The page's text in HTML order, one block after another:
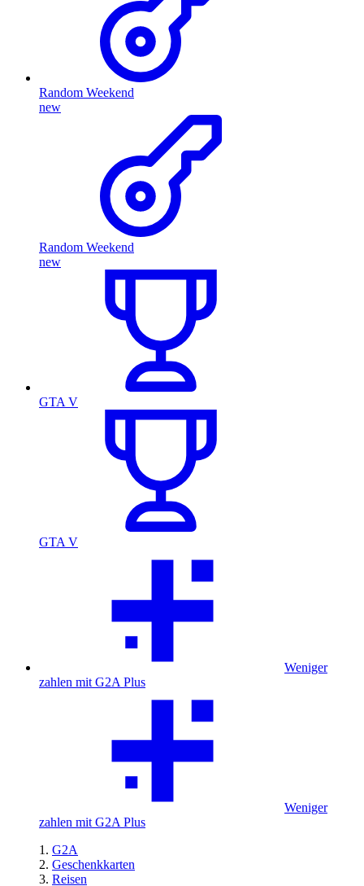
Random Weekend
new
Random Weekend
new
GTA V
GTA V
Weniger
zahlen mit G2A Plus
Weniger
zahlen mit G2A Plus
G2A
Geschenkkarten
Reisen